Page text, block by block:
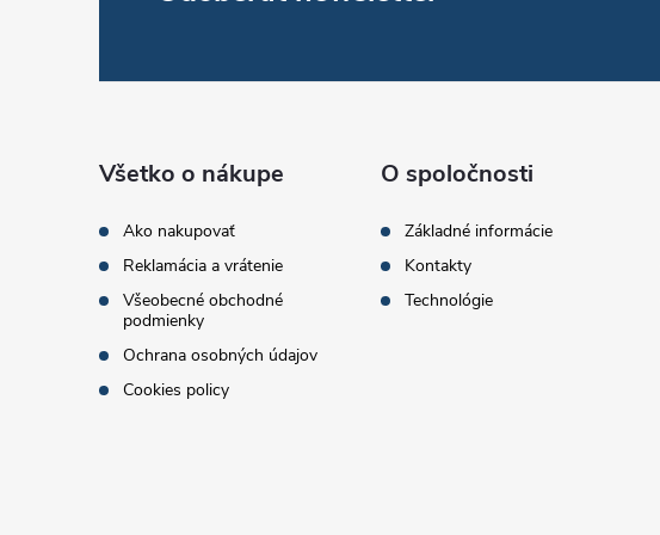
Všetko o nákupe
Ako nakupovať
Reklamácia a vrátenie
Všeobecné obchodné
podmienky
Ochrana osobných údajov
Cookies policy
O spoločnosti
Základné informácie
Kontakty
Technológie